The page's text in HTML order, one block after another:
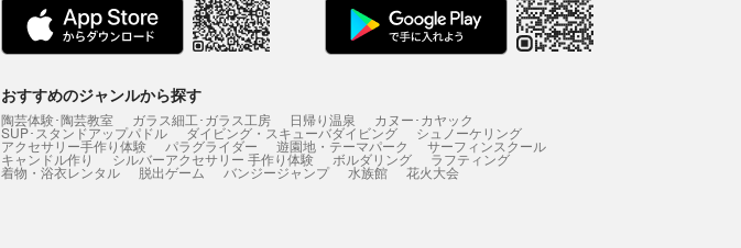
おすすめのジャンルから探す
陶芸体験･陶芸教室 ガラス細工･ガラス工房 日帰り温泉 カヌー･カヤック
SUP･スタンドアップパドル ダイビング・スキューバダイビング シュノーケリング
アクセサリー手作り体験 パラグライダー 遊園地・テーマパーク サーフィンスクール
キャンドル作り シルバーアクセサリー 手作り体験 ボルダリング ラフティング
着物・浴衣レンタル 脱出ゲーム バンジージャンプ 水族館 花火大会